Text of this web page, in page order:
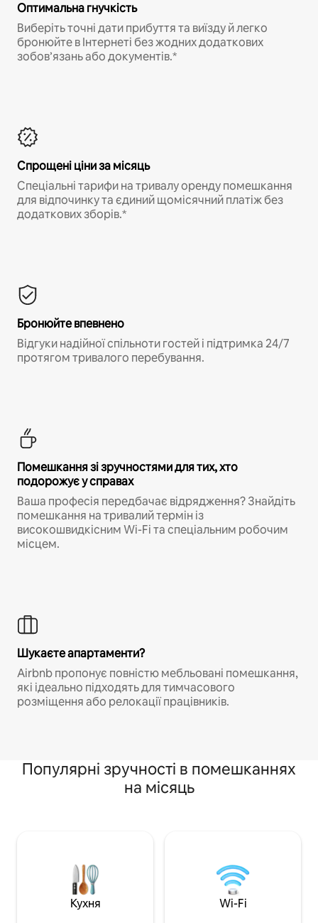
Оптимальна гнучкість
Виберіть точні дати прибуття та виїзду й легко
бронюйте в Інтернеті без жодних додаткових
зобов’язань або документів.*
Спрощені ціни за місяць
Спеціальні тарифи на тривалу оренду помешкання
для відпочинку та єдиний щомісячний платіж без
додаткових зборів.*
Бронюйте впевнено
Відгуки надійної спільноти гостей і підтримка 24/7
протягом тривалого перебування.
Помешкання зі зручностями для тих, хто
подорожує у справах
Ваша професія передбачає відрядження? Знайдіть
помешкання на тривалий термін із
високошвидкісним Wi-Fi та спеціальним робочим
місцем.
Шукаєте апартаменти?
Airbnb пропонує повністю мебльовані помешкання,
які ідеально підходять для тимчасового
розміщення або релокації працівників.
Популярні зручності в помешканнях
на місяць
Кухня Wi-Fi